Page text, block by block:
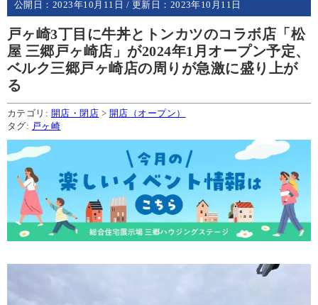
公開日： 2023年10月11日 / 更新日： 2023年10月11日
戸ヶ崎3丁目に牛丼とトンカツのコラボ店「松
屋 三郷戸ヶ崎店」が2024年1月オープン予定、
ベルク三郷戸ヶ崎店の周りが急激に盛り上が
る
カテゴリ: 開店・閉店 > 開店（オープン）
タグ: 戸ヶ崎